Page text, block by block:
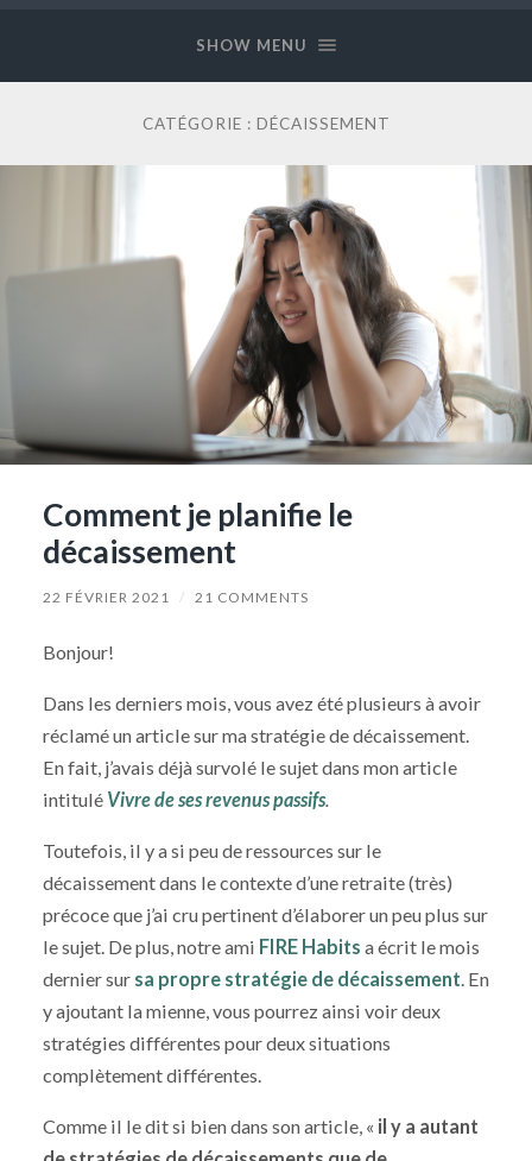
SHOW MENU
CATÉGORIE : DÉCAISSEMENT
Comment je planifie le
décaissement
22 FÉVRIER 2021 / 21 COMMENTS
Bonjour!
Dans les derniers mois, vous avez été plusieurs à avoir
réclamé un article sur ma stratégie de décaissement.
En fait, j’avais déjà survolé le sujet dans mon article
intitulé Vivre de ses revenus passifs.
Toutefois, il y a si peu de ressources sur le
décaissement dans le contexte d’une retraite (très)
précoce que j’ai cru pertinent d’élaborer un peu plus sur
le sujet. De plus, notre ami FIRE Habits a écrit le mois
dernier sur sa propre stratégie de décaissement. En
y ajoutant la mienne, vous pourrez ainsi voir deux
stratégies différentes pour deux situations
complètement différentes.
Comme il le dit si bien dans son article, « il y a autant